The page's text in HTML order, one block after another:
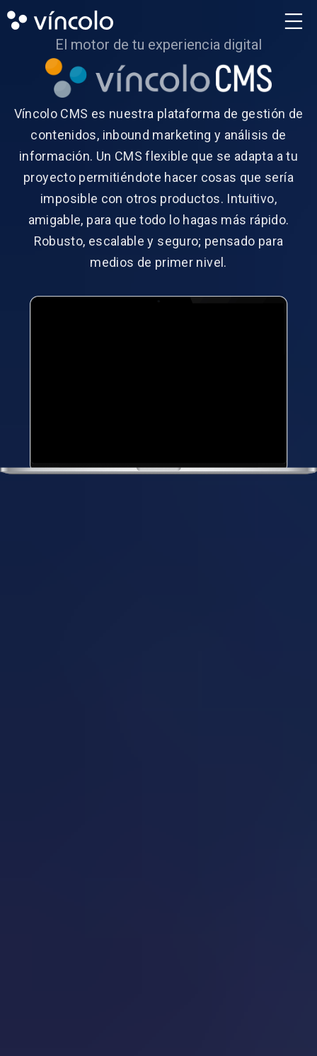
El motor de tu experiencia digital
Víncolo CMS es nuestra plataforma de gestión de
contenidos, inbound marketing y análisis de
información. Un CMS flexible que se adapta a tu
proyecto permitiéndote hacer cosas que sería
imposible con otros productos. Intuitivo,
amigable, para que todo lo hagas más rápido.
Robusto, escalable y seguro; pensado para
medios de primer nivel.